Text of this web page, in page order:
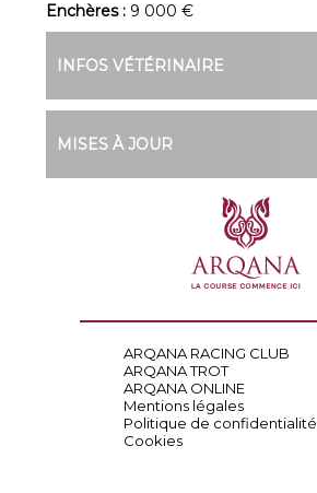
Enchères : 9 000 €
INFOS VÉTÉRINAIRE
MISES À JOUR
ARQANA RACING CLUB
ARQANA TROT
ARQANA ONLINE
Mentions légales
Politique de confidentialité
Cookies